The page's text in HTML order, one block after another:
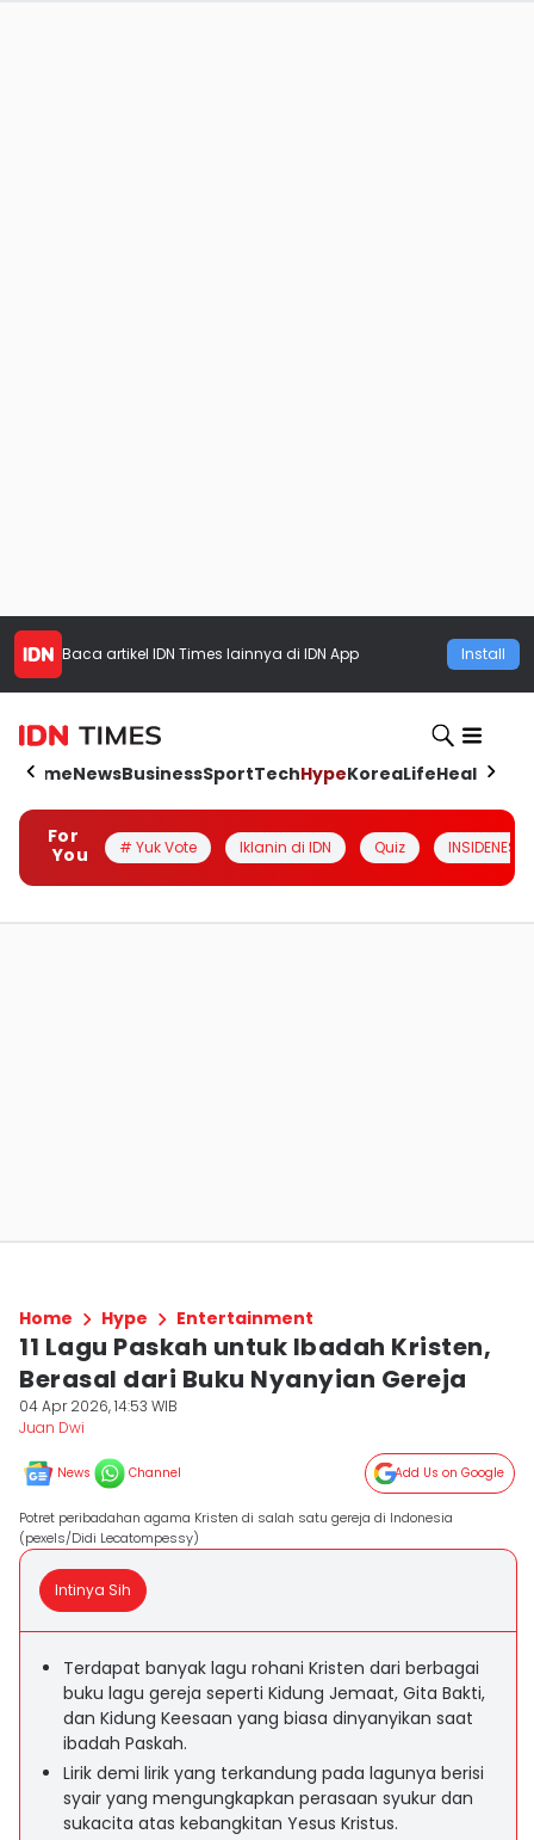
Baca artikel IDN Times lainnya di IDN App Install
HomeNewsBusinessSportTechHypeKoreaLifeHealth
For
You
# Yuk Vote Iklanin di IDN Quiz INSIDENESIA
Home Hype Entertainment
11 Lagu Paskah untuk Ibadah Kristen,
Berasal dari Buku Nyanyian Gereja
04 Apr 2026, 14:53 WIB
Juan Dwi
News Channel Add Us on Google
Potret peribadahan agama Kristen di salah satu gereja di Indonesia
(pexels/Didi Lecatompessy)
Intinya Sih
Terdapat banyak lagu rohani Kristen dari berbagai
buku lagu gereja seperti Kidung Jemaat, Gita Bakti,
dan Kidung Keesaan yang biasa dinyanyikan saat
ibadah Paskah.
Lirik demi lirik yang terkandung pada lagunya berisi
syair yang mengungkapkan perasaan syukur dan
sukacita atas kebangkitan Yesus Kristus.